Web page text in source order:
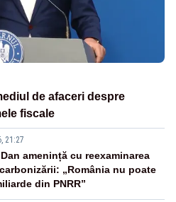
de afaceri despre
fiscale
21:27
amenință cu reexaminarea
„România nu poate
din PNRR”